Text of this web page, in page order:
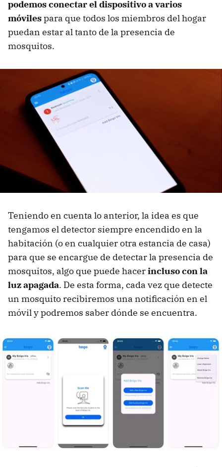
podemos conectar el dispositivo a varios
móvilespara que todos los miembros del hogar
puedan estar al tanto de la presencia de
mosquitos.
Teniendo en cuenta lo anterior, la idea es que
tengamos el detector siempre encendido en la
habitación (o en cualquier otra estancia de casa)
para que se encargue de detectar la presencia de
mosquitos, algo que puede hacerincluso con la
luz apagada. De esta forma, cada vez que detecte
un mosquito recibiremos una notificación en el
móvil y podremos saber dónde se encuentra.